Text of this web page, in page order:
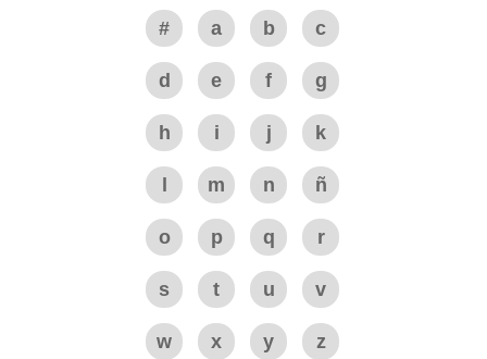
# a b c
d e f g
h i j k
m n ñ
o p q r
s t u v
w x y z